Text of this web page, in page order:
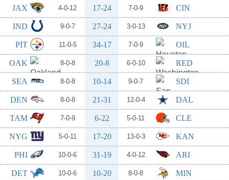
JAX 4-0-12 17-24 7-0-9 CIN
IND 9-0-7 27-24 3-0-13 NYJ
PIT 11-0-5 34-17 7-0-9 OIL
OAK 8-0-8 20-8 6-0-10 RED
SEA 8-0-8 10-14 9-0-7 SDI
DEN 8-0-8 21-31 12-0-4 DAL
TAM 7-0-9 6-22 5-0-11 CLE
NYG 5-0-11 17-20 13-0-3 KAN
PHI 10-0-6 31-19 4-0-12 ARI
DET 10-0-6 10-20 8-0-8 MIN